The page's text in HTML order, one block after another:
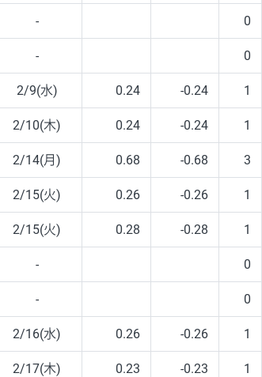
- 0
- 0
2/9(水) 0.24 -0.24 1
2/10(木) 0.24 -0.24 1
2/14(月) 0.68 -0.68 3
2/15(火) 0.26 -0.26 1
2/15(火) 0.28 -0.28 1
- 0
- 0
2/16(水) 0.26 -0.26 1
2/17(木) 0.23 -0.23 1